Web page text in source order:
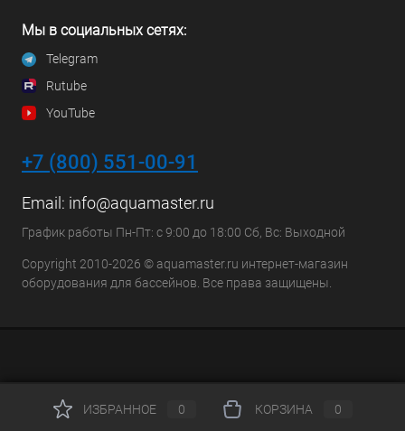
Мы в социальных сетях:
Telegram
Rutube
YouTube
+7 (800) 551-00-91
Email: info@aquamaster.ru
График работы Пн-Пт: с 9:00 до 18:00 Сб, Вс: Выходной
Copyright 2010-2026 © aquamaster.ru интернет-магазин
оборудования для бассейнов. Все права защищены.
ИЗБРАННОЕ 0 КОРЗИНА 0